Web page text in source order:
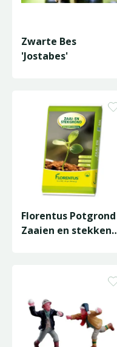
Zwarte Bes
'Jostabes'
Florentus Potgrond
Zaaien en stekken -